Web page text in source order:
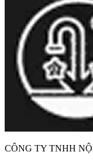
CÔNG TY TNHH